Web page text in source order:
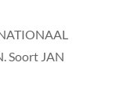
Soort JAN